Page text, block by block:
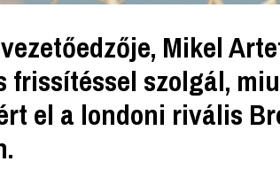
Mikel
frissítéssel szolgál,
el a londoni rivális